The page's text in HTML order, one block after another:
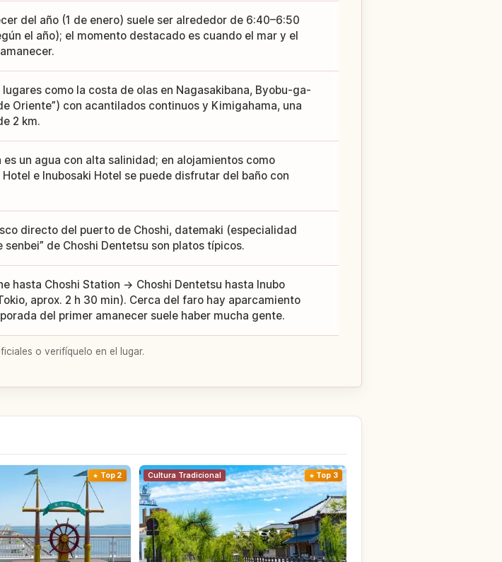
del año (1 de enero) suele ser alrededor de 6:40–6:50
el año); el momento destacado es cuando el mar y el
lugares como la costa de olas en Nagasakibana, Byobu-ga-
Oriente”) con acantilados continuos y Kimigahama, una
2 km.
es un agua con alta salinidad; en alojamientos como
Hotel e Inubosaki Hotel se puede disfrutar del baño con
directo del puerto de Choshi, datemaki (especialidad
senbei” de Choshi Dentetsu son platos típicos.
hasta Choshi Station → Choshi Dentetsu hasta Inubo
aprox. 2 h 30 min). Cerca del faro hay aparcamiento
del primer amanecer suele haber mucha gente.
o verifíquelo en el lugar.
Top 2 Cultura Tradicional Top 3